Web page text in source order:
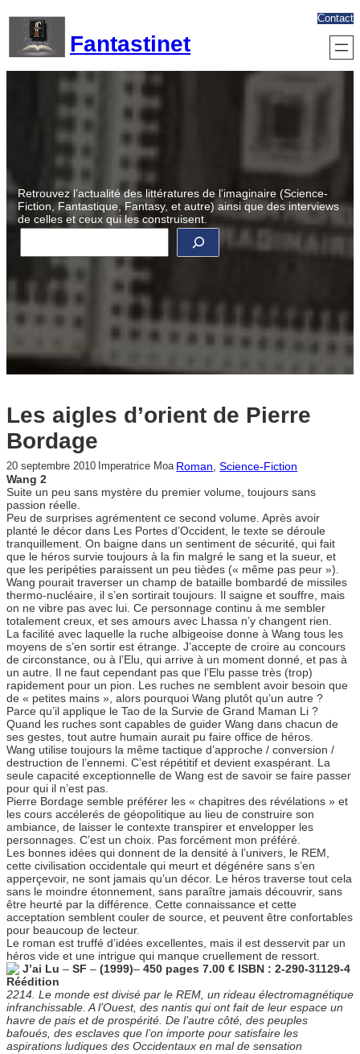
contenu
Fantastinet
Contact
Retrouvez l’actualité des littératures de l’imaginaire (Science-
Fiction, Fantastique, Fantasy, et autre) ainsi que des interviews
de celles et ceux qui les construisent.
R
c
c
Les aigles d’orient de Pierre
Bordage
20 septembre 2010 Imperatrice Moa Roman, Science-Fiction
Wang 2
Suite un peu sans mystère du premier volume, toujours sans
passion réelle.
Peu de surprises agrémentent ce second volume. Après avoir
planté le décor dans Les Portes d’Occident, le texte se déroule
tranquillement. On baigne dans un sentiment de sécurité, qui fait
que le héros survie toujours à la fin malgré le sang et la sueur, et
que les peripéties paraissent un peu tièdes (« même pas peur »).
Wang pourait traverser un champ de bataille bombardé de missiles
thermo-nucléaire, il s’en sortirait toujours. Il saigne et souffre, mais
on ne vibre pas avec lui. Ce personnage continu à me sembler
totalement creux, et ses amours avec Lhassa n’y changent rien.
La facilité avec laquelle la ruche albigeoise donne à Wang tous les
moyens de s’en sortir est étrange. J’accepte de croire au concours
de circonstance, ou à l’Elu, qui arrive à un moment donné, et pas à
un autre. Il ne faut cependant pas que l’Elu passe très (trop)
rapidement pour un pion. Les ruches ne semblent avoir besoin que
de « petites mains », alors pourquoi Wang plutôt qu’un autre ?
Parce qu’il applique le Tao de la Survie de Grand Maman Li ?
Quand les ruches sont capables de guider Wang dans chacun de
ses gestes, tout autre humain aurait pu faire office de héros.
Wang utilise toujours la même tactique d’approche / conversion /
destruction de l’ennemi. C’est répétitif et devient exaspérant. La
seule capacité exceptionnelle de Wang est de savoir se faire passer
pour qui il n’est pas.
Pierre Bordage semble préférer les « chapitres des révélations » et
les cours accélerés de géopolitique au lieu de construire son
ambiance, de laisser le contexte transpirer et envelopper les
personnages. C’est un choix. Pas forcément mon préféré.
Les bonnes idées qui donnent de la densité à l’univers, le REM,
cette civilisation occidentale qui meurt et dégénére sans s’en
apperçevoir, ne sont jamais qu’un décor. Le héros traverse tout cela
sans le moindre étonnement, sans paraître jamais découvrir, sans
être heurté par la différence. Cette connaissance et cette
acceptation semblent couler de source, et peuvent être confortables
pour beaucoup de lecteur.
Le roman est truffé d’idées excellentes, mais il est desservit par un
héros vide et une intrigue qui manque cruellement de ressort.
J’ai Lu – SF – (1999)– 450 pages 7.00 € ISBN : 2-290-31129-4
Réédition
2214. Le monde est divisé par le REM, un rideau électromagnétique
infranchissable. A l’Ouest, des nantis qui ont fait de leur espace un
havre de pais et de prospérité. De l’autre côté, des peuples
bafoués, des esclaves que l’on importe pour satisfaire les
aspirations ludiques des Occidentaux en mal de sensation